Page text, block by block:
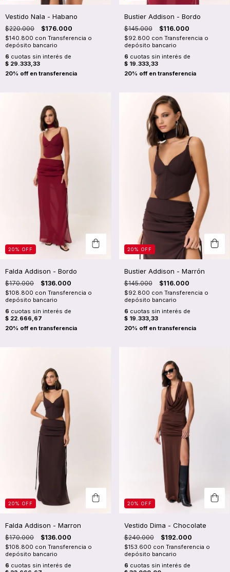
Vestido Nala - Habano
$220.000 $176.000
$140.800 con Transferencia o
depósito bancario
6 cuotas sin interés de
$ 29.333,33
Bustier Addison - Bordo
$145.000 $116.000
$92.800 con Transferencia o
depósito bancario
6 cuotas sin interés de
$ 19.333,33
20% OFF
Falda Addison - Bordo
$170.000 $136.000
$108.800 con Transferencia o
depósito bancario
6 cuotas sin interés de
$ 22.666,67
20% OFF
Bustier Addison - Marrón
$145.000 $116.000
$92.800 con Transferencia o
depósito bancario
6 cuotas sin interés de
$ 19.333,33
20% OFF
Falda Addison - Marron
$170.000 $136.000
$108.800 con Transferencia o
depósito bancario
6 cuotas sin interés de
20% OFF
Vestido Dima - Chocolate
$240.000 $192.000
$153.600 con Transferencia o
depósito bancario
6 cuotas sin interés de